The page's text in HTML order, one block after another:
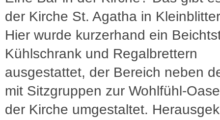
der Kirche St. Agatha in
Hier wurde kurzerhand ein
Kühlschrank und Regalbrettern
ausgestattet, der Bereich neben
mit Sitzgruppen zur Wohlfühl-
der Kirche umgestaltet.